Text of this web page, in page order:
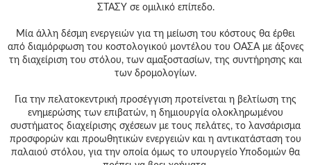
ΣΤΑΣΥ σε ομιλικό επίπεδο.
Μία άλλη δέσμη ενεργειών για τη μείωση του κόστους θα έρθει
από διαμόρφωση του κοστολογικού μοντέλου του ΟΑΣΑ με άξονες
τη διαχείριση του στόλου, των αμαξοστασίων, της συντήρησης και
των δρομολογίων.
Για την πελατοκεντρική προσέγγιση προτείνεται η βελτίωση της
ενημερώσης των επιβατών, η δημιουργία ολοκληρωμένου
συστήματος διαχείρισης σχέσεων με τους πελάτες, το λανσάρισμα
προσφορών και προωθητικών ενεργειών και η αντικατάσταση του
παλαιού στόλου, για την οποία όμως το υπουργείο Υποδομών θα